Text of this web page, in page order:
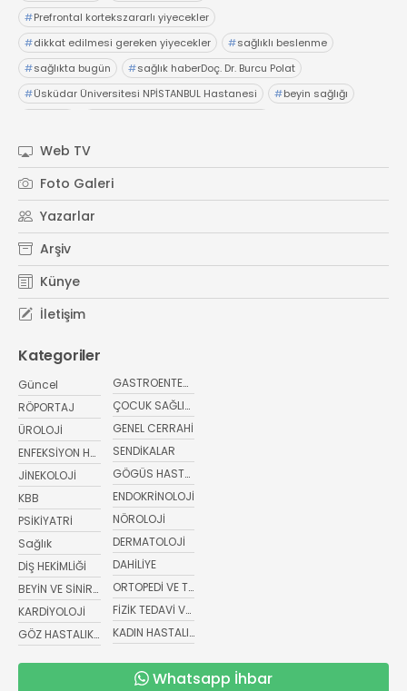
#Prefrontal kortekszararlı yiyecekler
#dikkat edilmesi gereken yiyecekler #sağlıklı beslenme
#sağlıkta bugün #sağlık haberDoç. Dr. Burcu Polat
#Üsküdar Üniversitesi NPİSTANBUL Hastanesi #beyin sağlığı
# Anadolu Sağlık Merkezi
#abdominofrenik dissinerjiAcıbadem Fulya Hastanesi
# sağlıkta bugün
Web TV
Foto Galeri
Yazarlar
Arşiv
Künye
İletişim
Kategoriler
Güncel
RÖPORTAJ
ÜROLOJİ
ENFEKSİYON HASTALIKLARI
JİNEKOLOJİ
KBB
PSİKİYATRİ
Sağlık
DİŞ HEKİMLİĞİ
BEYİN VE SİNİR CERRAHİSİ
KARDİYOLOJİ
GÖZ HASTALIKLARI
GASTROENTEROLOJİ
ÇOCUK SAĞLIĞI VE HASTALIKLARI
GENEL CERRAHİ
SENDİKALAR
GÖGÜS HASTALIKLARI
ENDOKRİNOLOJİ
NÖROLOJİ
DERMATOLOJİ
DAHİLİYE
ORTOPEDİ VE TRAVMATOLOJİ
FİZİK TEDAVİ VE REHABİLİTASYON
KADIN HASTALIKLARI VE DOĞUM
Whatsapp İhbar